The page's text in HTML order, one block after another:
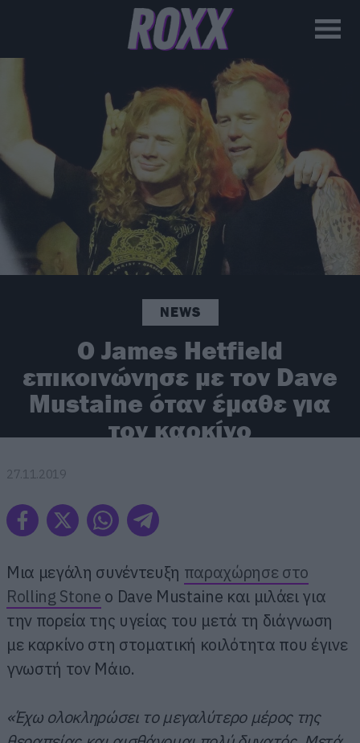
NEWS
O James Hetfield
επικοινώνησε με τον Dave
Mustaine όταν έμαθε για
τον καρκίνο
27.11.2019
Μια μεγάλη συνέντευξη παραχώρησε στο
Rolling Stone ο Dave Mustaine και μιλάει για
την πορεία της υγείας του μετά τη διάγνωση
με καρκίνο στη στοματική κοιλότητα που έγινε
γνωστή τον Μάιο.
«Έχω ολοκληρώσει το μεγαλύτερο μέρος της